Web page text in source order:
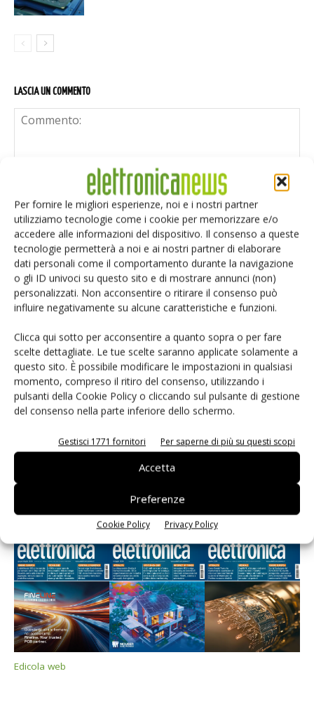
Per fornire le migliori esperienze, noi e i nostri partner
utilizziamo tecnologie come i cookie per memorizzare e/o
accedere alle informazioni del dispositivo. Il consenso a queste
tecnologie permetterà a noi e ai nostri partner di elaborare
dati personali come il comportamento durante la navigazione
o gli ID univoci su questo sito e di mostrare annunci (non)
personalizzati. Non acconsentire o ritirare il consenso può
influire negativamente su alcune caratteristiche e funzioni.
Clicca qui sotto per acconsentire a quanto sopra o per fare
scelte dettagliate. Le tue scelte saranno applicate solamente a
questo sito. È possibile modificare le impostazioni in qualsiasi
momento, compreso il ritiro del consenso, utilizzando i
pulsanti della Cookie Policy o cliccando sul pulsante di gestione
del consenso nella parte inferiore dello schermo.
Gestisci 1771 fornitori Per saperne di più su questi scopi
Accetta
Preferenze
Cookie Policy Privacy Policy
LASCIA UN COMMENTO
Salva il mio nome, email e sito web in questo browser per i
prossimi commenti.
Selezione di elettronica
Edicola web